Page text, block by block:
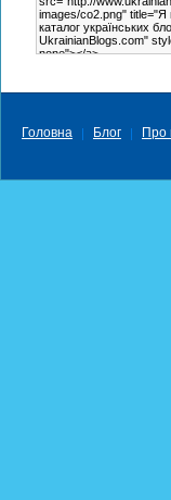
Головна Блог Про